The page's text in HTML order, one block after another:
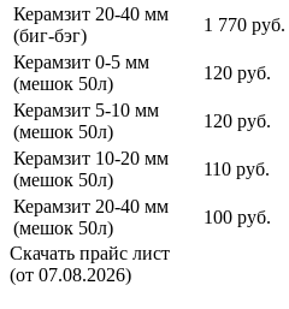
Керамзит 20-40 мм
(биг-бэг)
1 770 руб.
Керамзит 0-5 мм
(мешок 50л)
120 руб.
Керамзит 5-10 мм
(мешок 50л)
120 руб.
Керамзит 10-20 мм
(мешок 50л)
110 руб.
Керамзит 20-40 мм
(мешок 50л)
100 руб.
Скачать прайс лист
(от 07.08.2026)